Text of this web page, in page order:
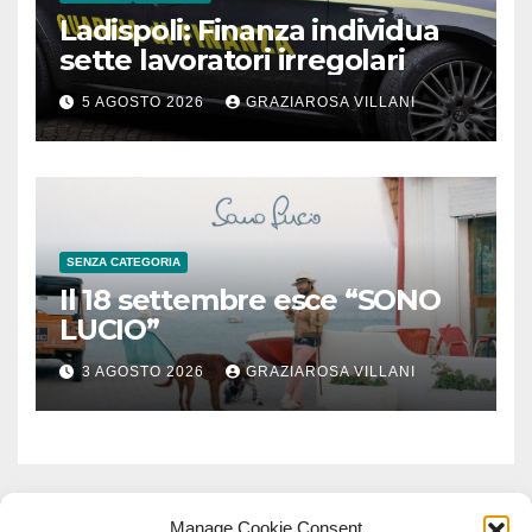
Manage Cookie Consent
Ladispoli: Finanza individua
sette lavoratori irregolari
5 AGOSTO 2026 GRAZIAROSA VILLANI
SENZA CATEGORIA
Il 18 settembre esce “SONO
LUCIO”
3 AGOSTO 2026 GRAZIAROSA VILLANI